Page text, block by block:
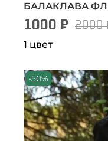
БАЛАКЛАВА
1000 ₽ 2000
1 цвет
-50%